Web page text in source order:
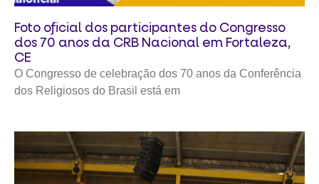
Foto oficial dos participantes do Congresso
dos 70 anos da CRB Nacional em Fortaleza,
CE
O Congresso de celebração dos 70 anos da Conferência
dos Religiosos do Brasil está em